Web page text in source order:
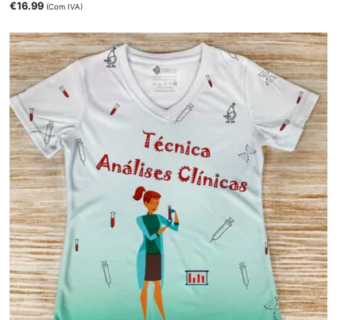
€16.99 (Com IVA)